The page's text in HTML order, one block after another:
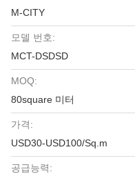
M-CITY
모델 번호:
MCT-DSDSD
MOQ:
80square 미터
가격:
USD30-USD100/Sq.m
공급능력: